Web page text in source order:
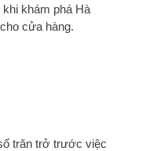
khám phá Hà
cửa hàng.
trăn trở trước việc